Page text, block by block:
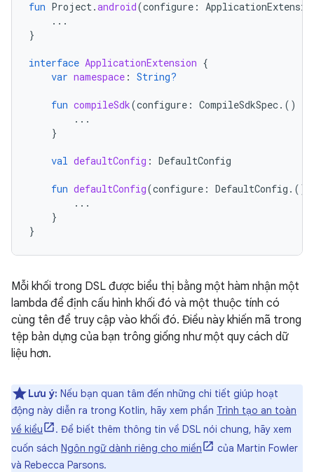
fun Project.android(configure :
...
}
interface ApplicationExtension {
var namespace : String?
fun compileSdk(configure : CompileSdkSpec.()
...
}
val defaultConfig : DefaultConfig
fun defaultConfig(configure : DefaultConfig .()
...
}
}
Mỗi khối trong DSL được biểu thị bằng một hàm nhận một
lambda để định cấu hình khối đó và một thuộc tính có
cùng tên để truy cập vào khối đó. Điều này khiến mã trong
tệp bản dựng của bạn trông giống như một quy cách dữ
liệu hơn.
Lưu ý: Nếu bạn quan tâm đến những chi tiết giúp hoạt
động này diễn ra trong Kotlin, hãy xem phần Trình tạo an toàn
về kiểu
. Để biết thêm thông tin về DSL nói chung, hãy xem
cuốn sách Ngôn ngữ dành riêng cho miền
của Martin Fowler
và Rebecca Parsons.